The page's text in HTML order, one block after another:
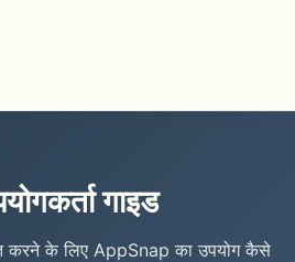
गाइड
करने के लिए AppSnap का उपयोग कैसे